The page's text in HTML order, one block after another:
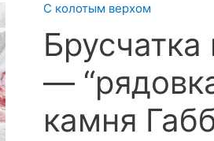
С колотым верхом
—
камня